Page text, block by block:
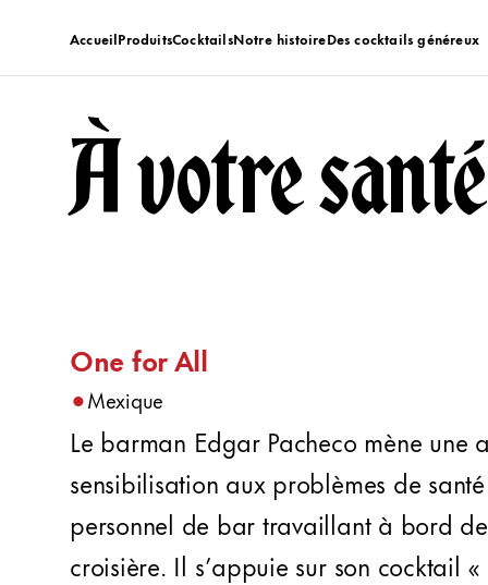
AccueilProduitsCocktailsNotre histoireDes cocktails généreux
À votre
One for All
•Mexique
Le barman Edgar Pacheco mène une
sensibilisation aux problèmes de
personnel de bar travaillant à bord
croisière. Il s’appuie sur son cocktail